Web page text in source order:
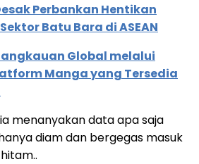
Perbankan Hentikan
Batu Bara di ASEAN
Global melalui
Manga yang Tersedia
menanyakan data apa saja
diam dan bergegas masuk